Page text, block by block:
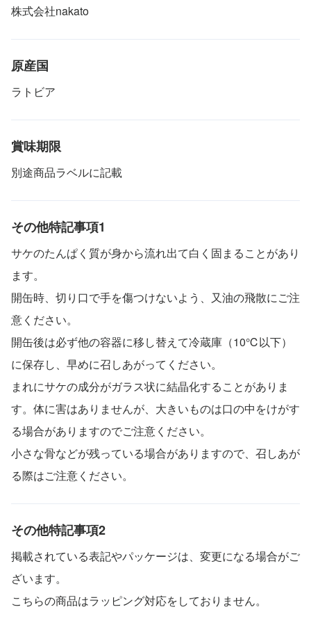
株式会社nakato
原産国
ラトビア
賞味期限
別途商品ラベルに記載
その他特記事項1
サケのたんぱく質が身から流れ出て白く固まることがあり
ます。
開缶時、切り口で手を傷つけないよう、又油の飛散にご注
意ください。
開缶後は必ず他の容器に移し替えて冷蔵庫（10℃以下）
に保存し、早めに召しあがってください。
まれにサケの成分がガラス状に結晶化することがありま
す。体に害はありませんが、大きいものは口の中をけがす
る場合がありますのでご注意ください。
小さな骨などが残っている場合がありますので、召しあが
る際はご注意ください。
その他特記事項2
掲載されている表記やパッケージは、変更になる場合がご
ざいます。
こちらの商品はラッピング対応をしておりません。